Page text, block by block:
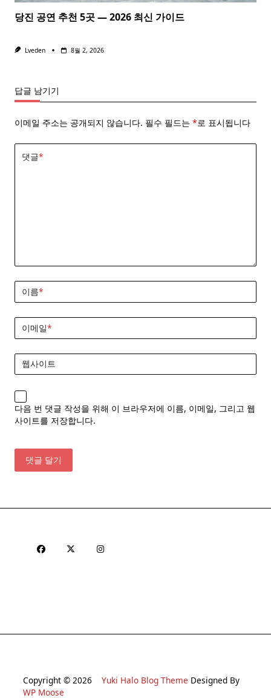
당진 공연 추천 5곳 — 2026 최신 가이드
Lveden 8월 2, 2026
답글 남기기
이메일 주소는 공개되지 않습니다. 필수 필드는 *로 표시됩니다
댓글*
이름*
이메일*
웹사이트
다음 번 댓글 작성을 위해 이 브라우저에 이름, 이메일, 그리고 웹
사이트를 저장합니다.
Copyright © 2026 Yuki Halo Blog Theme Designed By
WP Moose